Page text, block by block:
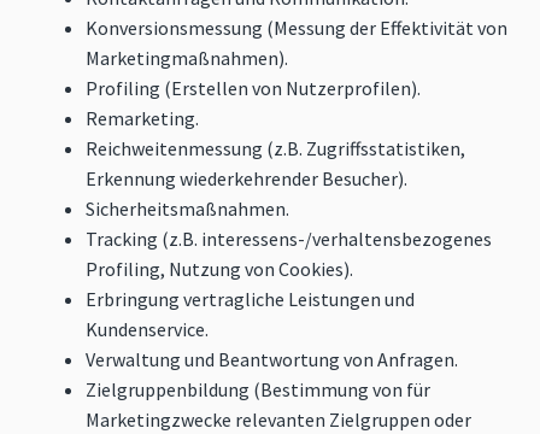
Konversionsmessung (Messung der Effektivität von
Marketingmaßnahmen).
Profiling (Erstellen von Nutzerprofilen).
Remarketing.
Reichweitenmessung (z.B. Zugriffsstatistiken,
Erkennung wiederkehrender Besucher).
Sicherheitsmaßnahmen.
Tracking (z.B. interessens-/verhaltensbezogenes
Profiling, Nutzung von Cookies).
Erbringung vertragliche Leistungen und
Kundenservice.
Verwaltung und Beantwortung von Anfragen.
Zielgruppenbildung (Bestimmung von für
Marketingzwecke relevanten Zielgruppen oder